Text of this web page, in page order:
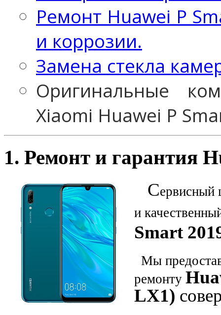
Ремонт Huawei P
и коррозии.
Замена стекла
Оригинальные
Xiaomi Huawei P
1. Ремонт и гарантия
Сервисный
и
Smart
Мы
ремонту
LX1)